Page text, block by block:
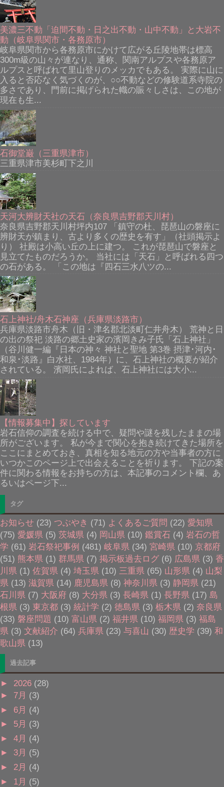
美濃三不動「迫間不動・日之出不動・山中不動」と大岩不
動（岐阜県関市・各務原市）
岐阜県関市から各務原市にかけて広がる丘陵地帯は標高
300m級の山々が連なり、通称、関南アルプスや各務原ア
ルプスと呼ばれて里山登りのメッカでもある。 実際に山に
入ると否応なく気づくのが、○○不動などの修験道系寺院の
多さであり、門前に掲げられた幟の賑々しさは、この地が
現在も生...
石御堂巌（三重県津市）
三重県津市美杉町下之川
天河大辨財天社の天石（奈良県吉野郡天川村）
奈良県吉野郡天川村坪内107 「鎮守の杜、琵琶山の磐座に
辨財天が鎮まり、古より多くの歴史を有す」（社頭掲示よ
り） 社殿は小高い丘の上に建つ。 これが琵琶山で磐座と
見立てたものだろうか。 当社には「天石」と呼ばれる四つ
の石がある。 「この地は『四石三水八ツの...
石上神社/舟木石神座（兵庫県淡路市）
兵庫県淡路市舟木（旧・津名郡北淡町仁井舟木） 荒神と日
の出の祭祀 淡路の郷土史家の濱岡きみ子氏「石上神社」
（谷川健一編『日本の神々 神社と聖地 第3巻 摂津･河内･
和泉･淡路』白水社、1984年）に、石上神社の概要が紹介
されている。 濱岡氏によれば、石上神社には大小...
【情報募集中】探しています
岩石信仰の調査を続ける中で、疑問や謎を残したままの場
所がございます。 私が今まで関心を抱き続けてきた場所を
ここにまとめておき、真相を知る地元の方や当事者の方に
いつかこのページ上で出会えることを祈ります。 下記の案
件に関わる情報をお持ちの方は、本記事のコメント欄、あ
るいはページ下...
タグ
お知らせ (23) つぶやき (71) よくあるご質問 (22) 愛知県
(75) 愛媛県 (5) 茨城県 (4) 岡山県 (10) 鑑賞石 (4) 岩石の哲
学 (61) 岩石祭祀事例 (481) 岐阜県 (34) 宮崎県 (10) 京都府
(51) 熊本県 (1) 群馬県 (7) 掲示板過去ログ (6) 広島県 (3) 香
川県 (1) 佐賀県 (4) 埼玉県 (10) 三重県 (65) 山形県 (4) 山梨
県 (13) 滋賀県 (14) 鹿児島県 (8) 神奈川県 (3) 静岡県 (21)
石川県 (7) 大阪府 (8) 大分県 (3) 長崎県 (1) 長野県 (17) 島
根県 (3) 東京都 (3) 統計学 (2) 徳島県 (3) 栃木県 (2) 奈良県
(33) 磐座問題 (10) 富山県 (2) 福井県 (10) 福岡県 (3) 福島
県 (3) 文献紹介 (64) 兵庫県 (23) 与喜山 (30) 歴史学 (39) 和
歌山県 (13)
過去記事
► 2026 (28)
► 7月 (3)
► 6月 (4)
► 5月 (3)
► 4月 (4)
► 3月 (5)
► 2月 (4)
► 1月 (5)